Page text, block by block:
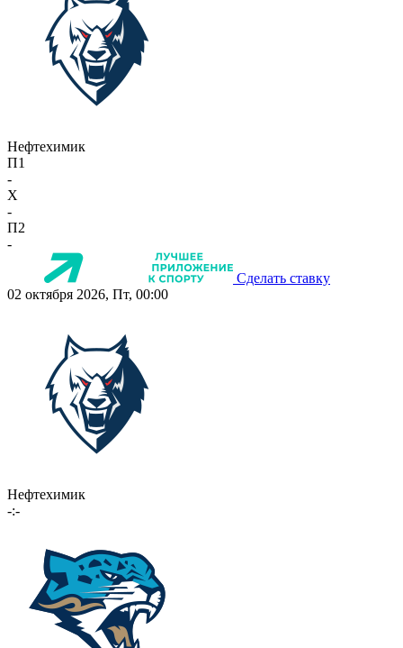
Нефтехимик
П1
-
X
-
П2
-
Сделать ставку
02 октября 2026, Пт, 00:00
Нефтехимик
-:-